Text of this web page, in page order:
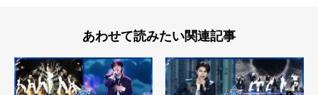
あわせて読みたい関連記事